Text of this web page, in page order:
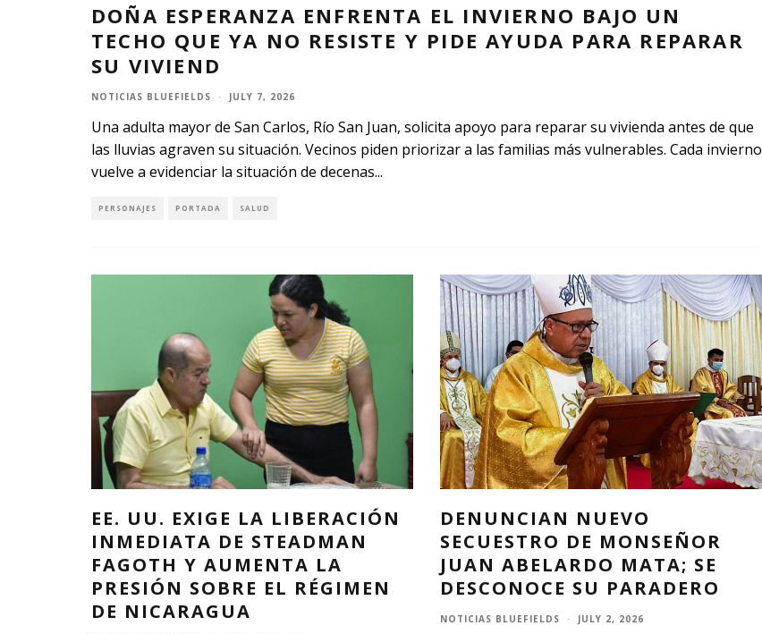
DOÑA ESPERANZA ENFRENTA EL INVIERNO BAJO UN
TECHO QUE YA NO RESISTE Y PIDE AYUDA PARA REPARAR
SU VIVIEND
NOTICIAS BLUEFIELDS · JULY 7, 2026
Una adulta mayor de San Carlos, Río San Juan, solicita apoyo para reparar su vivienda antes de que
las lluvias agraven su situación. Vecinos piden priorizar a las familias más vulnerables. Cada invierno
vuelve a evidenciar la situación de decenas...
PERSONAJES PORTADA SALUD
EE. UU. EXIGE LA LIBERACIÓN
INMEDIATA DE STEADMAN
FAGOTH Y AUMENTA LA
PRESIÓN SOBRE EL RÉGIMEN
DE NICARAGUA
DENUNCIAN NUEVO
SECUESTRO DE MONSEÑOR
JUAN ABELARDO MATA; SE
DESCONOCE SU PARADERO
NOTICIAS BLUEFIELDS · JULY 2, 2026